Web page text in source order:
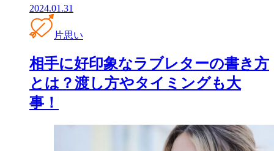
2024.01.31
片思い
相手に好印象なラブレターの書き方
とは？渡し方やタイミングも大
事！